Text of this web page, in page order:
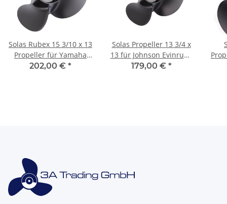
Solas Rubex 15 3/10 x 13
Propeller für Yamaha
150 175 200 225 250 300
202,00 € *
Solas Propeller 13 3/4 x
13 für Johnson Evinrude
40-140PS 3-Blatt 13
179,00 € *